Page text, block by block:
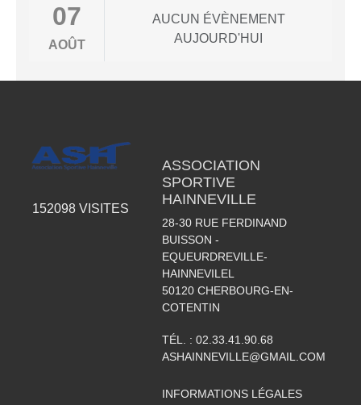
07
AOÛT
AUCUN ÉVÈNEMENT
AUJOURD'HUI
152098 VISITES
ASSOCIATION
SPORTIVE
HAINNEVILLE
28-30 RUE FERDINAND
BUISSON -
EQUEURDREVILLE-
HAINNEVILEL
50120 CHERBOURG-EN-
COTENTIN
TÉL. : 02.33.41.90.68
ASHAINNEVILLE@GMAIL.COM
INFORMATIONS LÉGALES